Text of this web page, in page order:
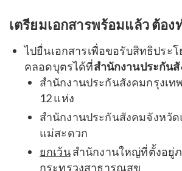
เตรียมเอกสารพร้อมแล้ว ต้อง
ไปยื่นเอกสารเพื่อขอรับสิทธิประโ
คลอดบุตรได้ที่สำนักงานประกัน
สำนักงานประกันสังคมกรุงเ
12 แห่ง
สำนักงานประกันสังคมจังหวั
แม่สะดวก
ยกเว้นสำนักงานใหญ่ที่ตั้งอยู่
กระทรวงสาธารณสุข